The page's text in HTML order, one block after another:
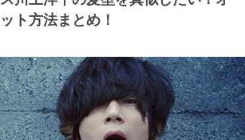
ト方法まとめ！